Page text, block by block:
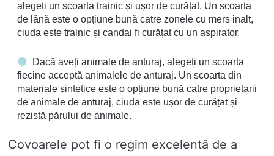
alegeți un scoarta trainic și ușor de curățat. Un scoarta
de lână este o opțiune bună catre zonele cu mers inalt,
ciuda este trainic și candai fi curățat cu un aspirator.
Dacă aveți animale de anturaj, alegeți un scoarta
fiecine acceptă animalele de anturaj. Un scoarta din
materiale sintetice este o opțiune bună catre proprietarii
de animale de anturaj, ciuda este ușor de curățat și
rezistă părului de animale.
Covoarele pot fi o regim excelentă de a